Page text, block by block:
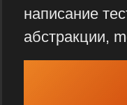
написание
абстракции,